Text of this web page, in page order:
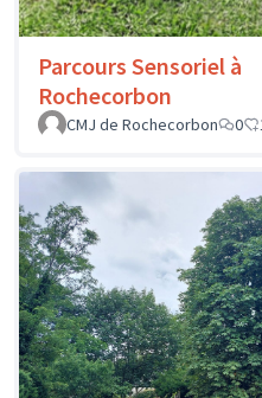
Parcours Sensoriel à
Rochecorbon
CMJ de Rochecorbon
0